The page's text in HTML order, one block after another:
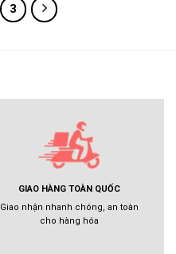
3
GIAO HÀNG TOÀN QUỐC
Giao nhận nhanh chóng, an toàn
cho hàng hóa